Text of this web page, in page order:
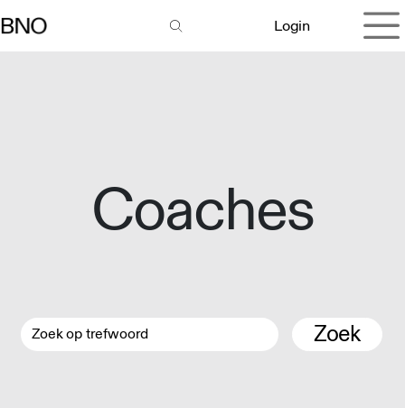
Login
Coaches
Zoek